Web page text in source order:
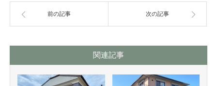
前の記事 次の記事
関連記事